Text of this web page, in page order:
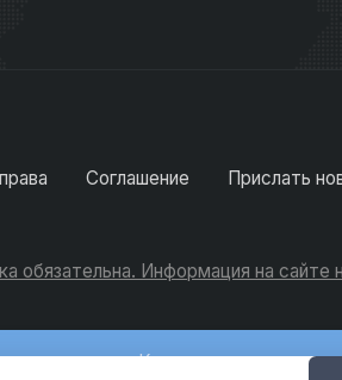
Соглашение Прислать
обязательна. Информация на
Консультации